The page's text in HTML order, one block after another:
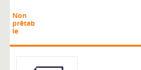
Non
prêtab
le